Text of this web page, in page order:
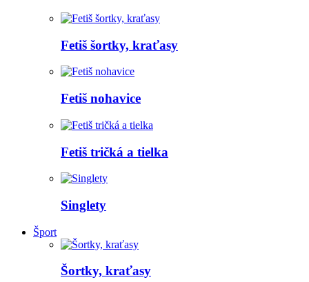
Fetiš šortky, kraťasy
Fetiš nohavice
Fetiš tričká a tielka
Singlety
Šport
Šortky, kraťasy